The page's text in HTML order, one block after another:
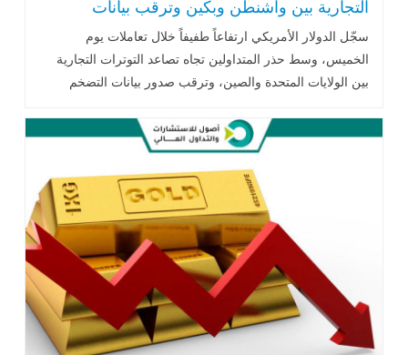
التجارية بين واشنطن وبكين وترقب بيانات
التضخم
سجّل الدولار الأمريكي ارتفاعاً طفيفاً خلال تعاملات يوم
الخميس، وسط حذر المتداولين تجاه تصاعد التوترات التجارية
بين الولايات المتحدة والصين، وترقب صدور بيانات التضخم